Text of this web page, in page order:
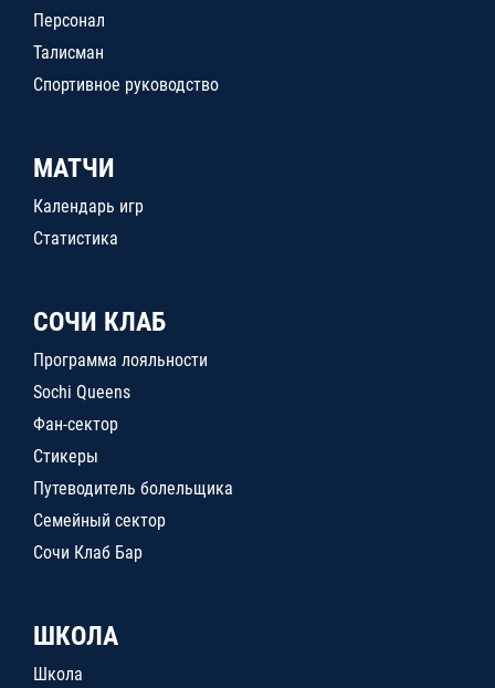
Персонал
Талисман
Спортивное руководство
МАТЧИ
Календарь игр
Статистика
СОЧИ КЛАБ
Программа лояльности
Sochi Queens
Фан-сектор
Стикеры
Путеводитель болельщика
Семейный сектор
Сочи Клаб Бар
ШКОЛА
Школа